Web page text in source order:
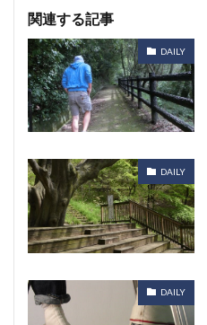
関連する記事
DAILY
DAILY
DAILY